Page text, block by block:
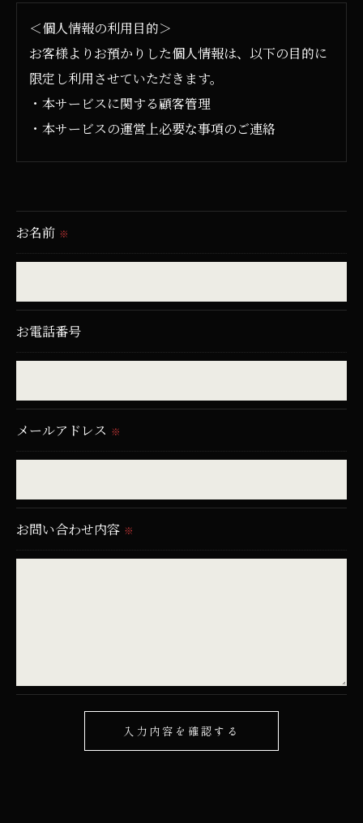
＜個人情報の利用目的＞
お客様よりお預かりした個人情報は、以下の目的に
限定し利用させていただきます。
・本サービスに関する顧客管理
・本サービスの運営上必要な事項のご連絡
られた場合を除き、
＜個人情報の委託について＞
これらの委託先に対しては個人情報保護契約等の措
置をとり、適切な監督を行います。
当社では、個人情報の漏洩等がなされないよう、適
切に安全管理対策を実施します。
＜個人情報の開示･訂正・削除･利用停止の手続につ
当社では、お客様の個人情報の開示･訂正･削除・利
お名前 ※
お電話番号
メールアドレス ※
お問い合わせ内容 ※